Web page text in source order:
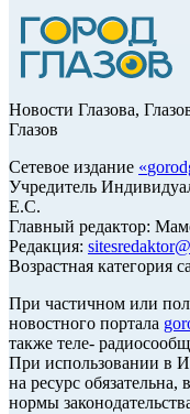
Новости Глазова,
Глазов
Сетевое издание «
Учредитель
Е.С.
Главный редактор:
Редакция:
Возрастная категория
При частичном или
новостного портала
также теле-
При использовании в
на ресурс
нормы